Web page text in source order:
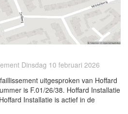
Dinsdag 10 februari 2026
uitgesproken van Hoffard
is F.01/26/38. Hoffard Installatie
Installatie is actief in de